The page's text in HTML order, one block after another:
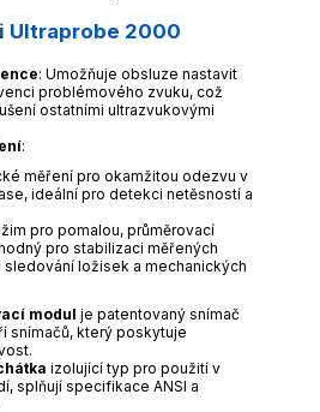
Ultraprobe 2000
: Umožňuje obsluze nastavit
problémového zvuku, což
ostatními ultrazvukovými
:
měření pro okamžitou odezvu v
ideální pro detekci netěsností a
pro pomalou, průměrovací
pro stabilizaci měřených
sledování ložisek a mechanických
modul je patentovaný snímač
snímačů, který poskytuje
izolující typ pro použití v
splňují specifikace ANSI a